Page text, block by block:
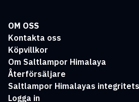
OM OSS
Kontakta oss
Köpvillkor
Om Saltlampor Himalaya
Återförsäljare
Saltlampor Himalayas
Logga in